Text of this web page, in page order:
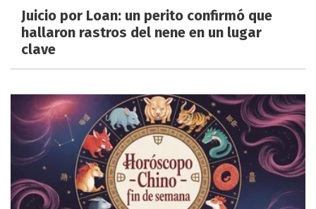
Juicio por Loan: un perito confirmó que
hallaron rastros del nene en un lugar
clave